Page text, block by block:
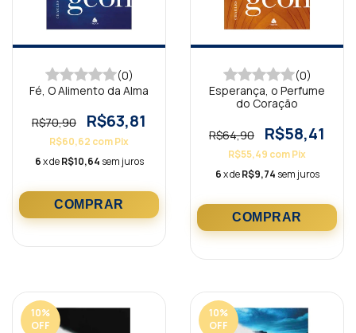
(0)
Fé, O Alimento da Alma
R$70,90 R$63,81
R$60,62 comPix
6x deR$10,64 sem juros
(0)
Esperança, o Perfume
do Coração
R$64,90 R$58,41
R$55,49 comPix
6x deR$9,74 sem juros
10%
OFF
10%
OFF